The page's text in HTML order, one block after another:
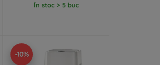
În stoc > 5 buc
-10%